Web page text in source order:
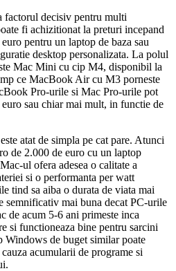
factorul decisiv pentru multi
fi achizitionat la preturi incepand
pentru un laptop de baza sau
desktop personalizata. La polul
Mac Mini cu cip M4, disponibil la
ce MacBook Air cu M3 porneste
Pro-urile si Mac Pro-urile pot
sau chiar mai mult, in functie de
atat de simpla pe cat pare. Atunci
de 2.000 de euro cu un laptop
ul ofera adesea o calitate a
si o performanta per watt
tind sa aiba o durata de viata mai
semnificativ mai buna decat PC-urile
de acum 5-6 ani primeste inca
si functioneaza bine pentru sarcini
Windows de buget similar poate
acumularii de programe si